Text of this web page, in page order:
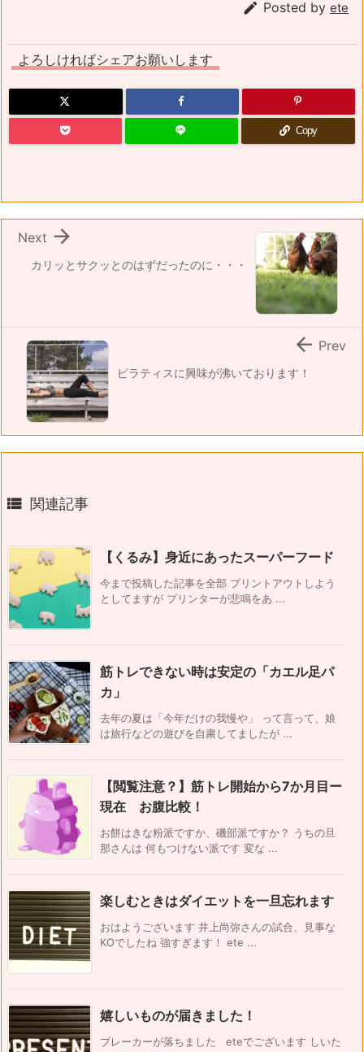
 Posted by ete
よろしければシェアお願いします
Copy
カリッとサクッとのはずだったのに・・・

Next
ピラティスに興味が沸いております！
 Prev
 関連記事
【くるみ】身近にあったスーパーフード
今まで投稿した記事を全部 プリントアウトしよう
としてますが プリンターが悲鳴をあ ...
筋トレできない時は安定の「カエル足パ
カ」
去年の夏は「今年だけの我慢や」 って言って、娘
は旅行などの遊びを自粛してましたが ...
【閲覧注意？】筋トレ開始から7か月目ー
現在 お腹比較！
お餅はきな粉派ですか、磯部派ですか？ うちの旦
那さんは 何もつけない派です 変な ...
楽しむときはダイエットを一旦忘れます
おはようございます 井上尚弥さんの試合、見事な
KOでしたね 強すぎます！ ete ...
嬉しいものが届きました！
ブレーカーが落ちました eteでございます しいた